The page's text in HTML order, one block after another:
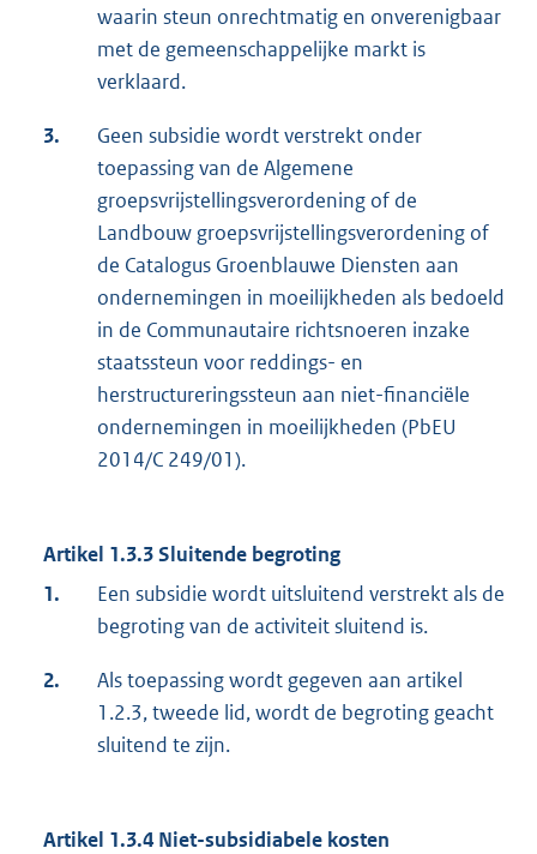
waarin steun onrechtmatig en onverenigbaar
met de gemeenschappelijke markt is
verklaard.
3.
Geen subsidie wordt verstrekt onder
toepassing van de Algemene
groepsvrijstellingsverordening of de
Landbouw groepsvrijstellingsverordening of
de Catalogus Groenblauwe Diensten aan
ondernemingen in moeilijkheden als bedoeld
in de Communautaire richtsnoeren inzake
staatssteun voor reddings- en
herstructureringssteun aan niet-financiële
ondernemingen in moeilijkheden (PbEU
2014/C 249/01).
Artikel 1.3.3 Sluitende begroting
1.
Een subsidie wordt uitsluitend verstrekt als de
begroting van de activiteit sluitend is.
2.
Als toepassing wordt gegeven aan artikel
1.2.3, tweede lid, wordt de begroting geacht
sluitend te zijn.
Artikel 1.3.4 Niet-subsidiabele kosten